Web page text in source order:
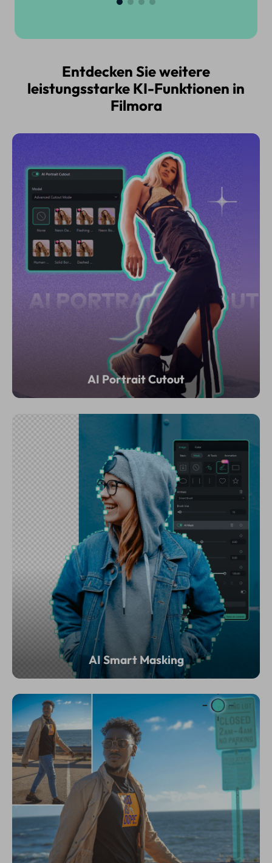
Entdecken Sie weitere
leistungsstarke KI-Funktionen in
Filmora
AI Portrait Cutout
AI Smart Masking